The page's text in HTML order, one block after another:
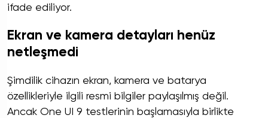
ifade ediliyor.
Ekran ve kamera detayları henüz
netleşmedi
Şimdilik cihazın ekran, kamera ve batarya
özellikleriyle ilgili resmi bilgiler paylaşılmış değil.
Ancak One UI 9 testlerinin başlamasıyla birlikte